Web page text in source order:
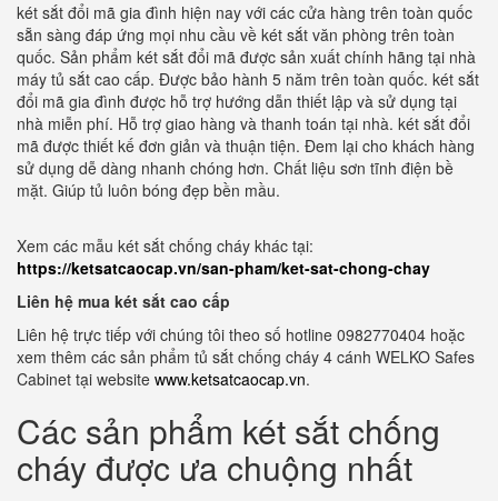
két sắt đổi mã gia đình hiện nay với các cửa hàng trên toàn quốc
sẵn sàng đáp ứng mọi nhu cầu về két sắt văn phòng trên toàn
quốc. Sản phẩm két sắt đổi mã được sản xuất chính hãng tại nhà
máy tủ sắt cao cấp. Được bảo hành 5 năm trên toàn quốc. két sắt
đổi mã gia đình được hỗ trợ hướng dẫn thiết lập và sử dụng tại
nhà miễn phí. Hỗ trợ giao hàng và thanh toán tại nhà. két sắt đổi
mã được thiết kế đơn giản và thuận tiện. Đem lại cho khách hàng
sử dụng dễ dàng nhanh chóng hơn. Chất liệu sơn tĩnh điện bề
mặt. Giúp tủ luôn bóng đẹp bền mầu.
Xem các mẫu két sắt chống cháy khác tại:
https://ketsatcaocap.vn/san-pham/ket-sat-chong-chay
Liên hệ mua két sắt cao cấp
Liên hệ trực tiếp với chúng tôi theo số hotline 0982770404 hoặc
xem thêm các sản phẩm tủ sắt chống cháy 4 cánh WELKO Safes
Cabinet tại website www.ketsatcaocap.vn.
Các sản phẩm két sắt chống
cháy được ưa chuộng nhất